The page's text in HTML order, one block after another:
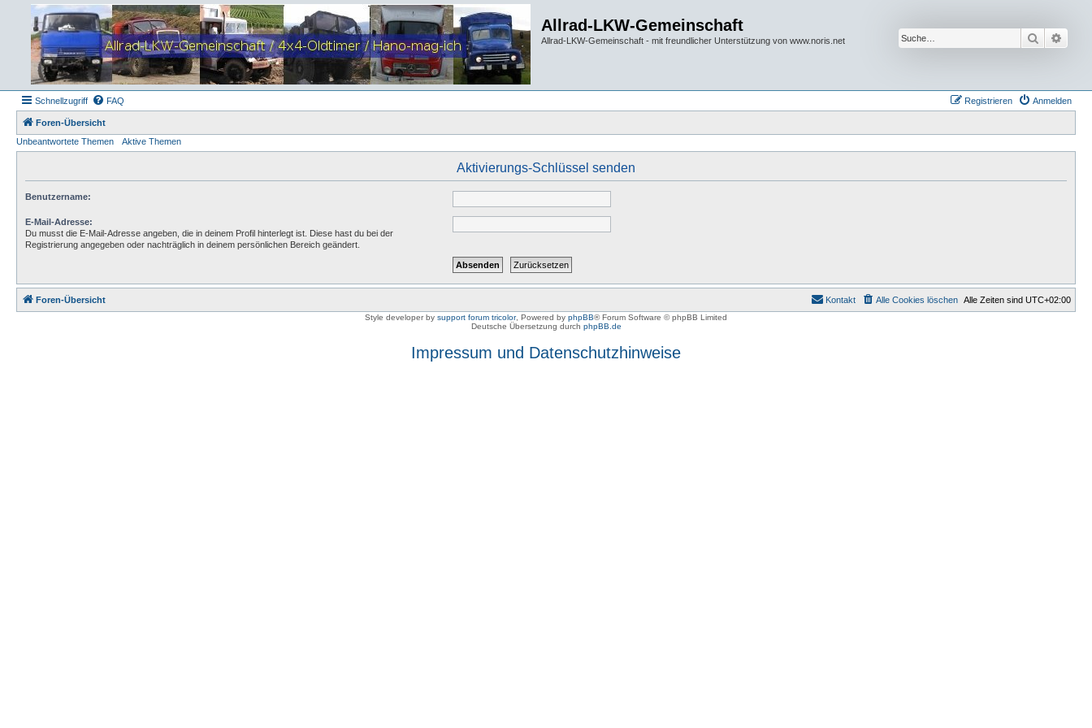
Allrad-LKW-Gemeinschaft
Allrad-LKW-Gemeinschaft - mit freundlicher Unterstützung von www.noris.net Suche
Schnellzugriff FAQ Anmelden
Registrieren
Foren-Übersicht
Unbeantwortete Themen
Aktive Themen
Aktivierungs-Schlüssel senden
Benutzername:
E-Mail-Adresse:
Du musst die E-Mail-Adresse angeben, die in deinem Profil hinterlegt ist. Diese hast du bei der
Registrierung angegeben oder nachträglich in deinem persönlichen Bereich geändert.
Foren-Übersicht Alle Zeiten sind UTC+02:00
Alle Cookies löschen
Kontakt
Style developer by support forum tricolor, Powered by phpBB® Forum Software © phpBB Limited
Deutsche Übersetzung durch phpBB.de
Impressum und Datenschutzhinweise